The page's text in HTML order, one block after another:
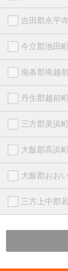
吉田郡永平
今立郡池田町
南条郡南越
丹生郡越前町
三方郡美浜町
大飯郡高浜町
大飯郡おお
三方上中郡